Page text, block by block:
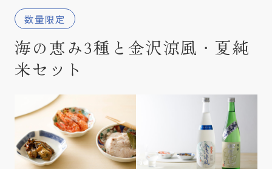
数量限定
海の恵み3種と金沢涼風・夏純
米セット